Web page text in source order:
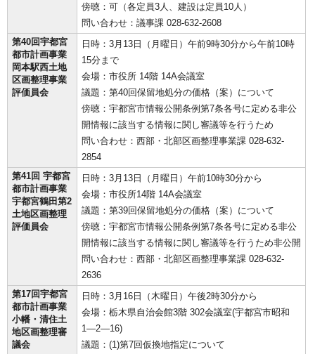
傍聴：可（各定員3人、建設は定員10人）
問い合わせ：議事課 028-632-2608
第40回宇都宮
都市計画事業
岡本駅西土地
区画整理事業
評価員会
日時：3月13日（月曜日）午前9時30分から午前10時
15分まで
会場：市役所 14階 14A会議室
議題：第40回保留地処分の価格（案）について
傍聴：宇都宮市情報公開条例第7条各号に定める非公
開情報に該当する情報に関し審議等を行うため
問い合わせ：西部・北部区画整理事業課 028-632-
2854
第41回 宇都宮
都市計画事業
宇都宮鶴田第2
土地区画整理
評価員会
日時：3月13日（月曜日）午前10時30分から
会場：市役所14階 14A会議室
議題：第39回保留地処分の価格（案）について
傍聴：宇都宮市情報公開条例第7条各号に定める非公
開情報に該当する情報に関し審議等を行うため非公開
問い合わせ：西部・北部区画整理事業課 028-632-
2636
第17回宇都宮
都市計画事業
小幡・清住土
地区画整理審
議会
日時：3月16日（木曜日）午後2時30分から
会場：栃木県自治会館3階 302会議室(宇都宮市昭和
1―2―16)
議題：(1)第7回仮換地指定について